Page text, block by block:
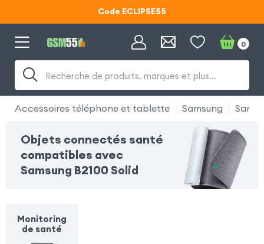
Code ECLIPSE55
Lunettes d'éclipse OFFERTES
Recherche de produits, marques et plus…
0
Accessoires téléphone et tablette Samsung
Objets connectés santé
compatibles avec
Samsung B2100 Solid
Monitoring
de santé